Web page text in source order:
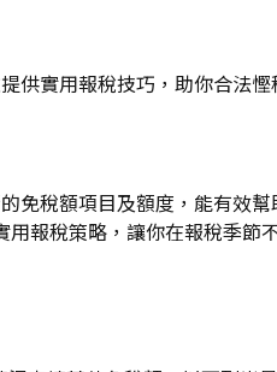
實用報稅技巧，助你合法
稅額項目及額度，能有效
報稅策略，讓你在報稅季